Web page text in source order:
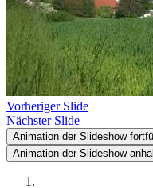
Vorheriger Slide
Nächster Slide
Animation der Slideshow
Animation der Slideshow